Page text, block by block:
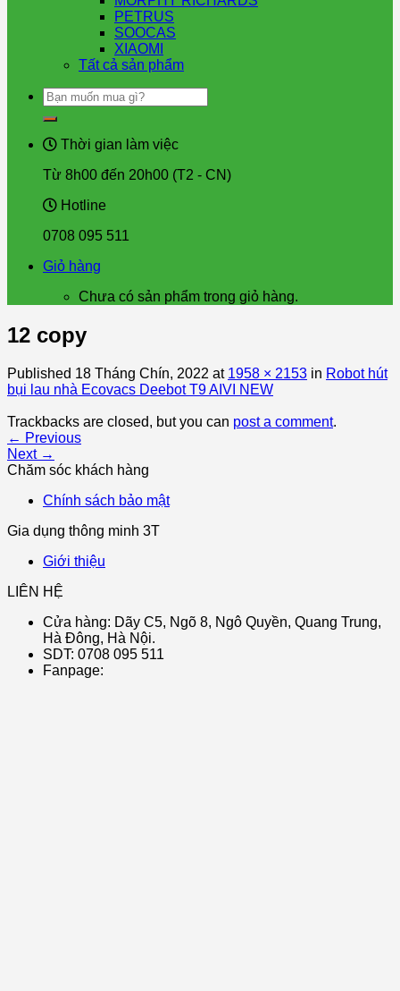
PETRUS
SOOCAS
XIAOMI
Tất cả sản phẩm
Tìm
kiếm:
Thời gian làm việc
Từ 8h00 đến 20h00 (T2 - CN)
Hotline
0708 095 511
Giỏ hàng
Chưa có sản phẩm trong giỏ hàng.
12 copy
Published 18 Tháng Chín, 2022 at 1958 × 2153 in Robot hút
bụi lau nhà Ecovacs Deebot T9 AIVI NEW
Trackbacks are closed, but you can post a comment.
← Previous
Next →
Chăm sóc khách hàng
Chính sách bảo mật
Gia dụng thông minh 3T
Giới thiệu
LIÊN HỆ
Cửa hàng: Dãy C5, Ngõ 8, Ngô Quyền, Quang Trung,
Hà Đông, Hà Nội.
SDT: 0708 095 511
Fanpage: